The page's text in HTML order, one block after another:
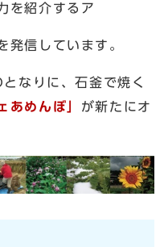
を紹介するア
発信しています。
なりに、石釜で焼く
あめんぼ」 が新たにオ